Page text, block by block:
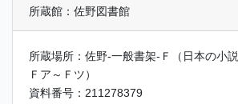
所蔵館：佐野図書館
所蔵場所：佐野-一般書架-Ｆ（日本の小説
Ｆア～Ｆツ）
資料番号：211278379